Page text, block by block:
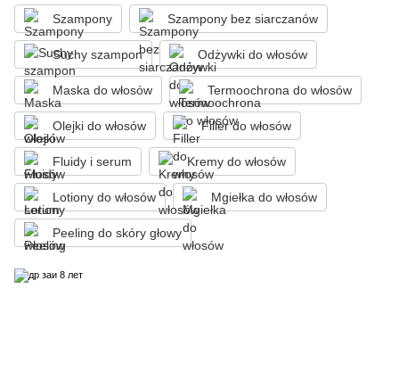
Szampony Szampony bez siarczanów
Suchy szampon Odżywki do włosów
Maska do włosów Termoochrona do włosów
Olejki do włosów Filler do włosów
Fluidy i serum Kremy do włosów
Lotiony do włosów Mgiełka do włosów
Peeling do skóry głowy